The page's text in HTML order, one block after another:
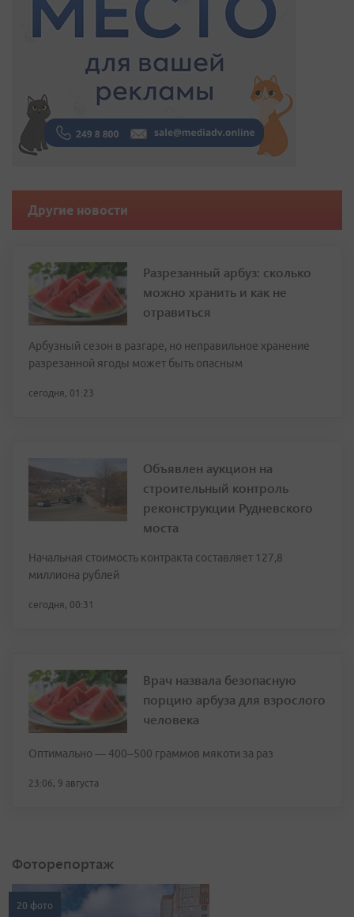
Другие новости
Разрезанный арбуз: сколько
можно хранить и как не
отравиться
Арбузный сезон в разгаре, но неправильное хранение
разрезанной ягоды может быть опасным
сегодня, 01:23
Объявлен аукцион на
строительный контроль
реконструкции Рудневского
моста
Начальная стоимость контракта составляет 127,8
миллиона рублей
сегодня, 00:31
Врач назвала безопасную
порцию арбуза для взрослого
человека
Оптимально — 400–500 граммов мякоти за раз
23:06, 9 августа
Фоторепортаж
20 фото